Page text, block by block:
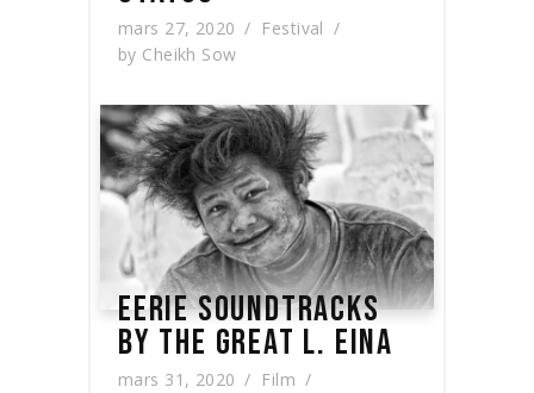
mars 27, 2020
Festival
by Cheikh Sow
EERIE SOUNDTRACKS
BY THE GREAT L. EINA
mars 31, 2020
Film